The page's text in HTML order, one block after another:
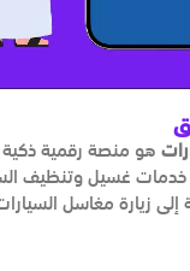
هو منصة رقمية ذكية
غسيل وتنظيف
زيارة مغاسل